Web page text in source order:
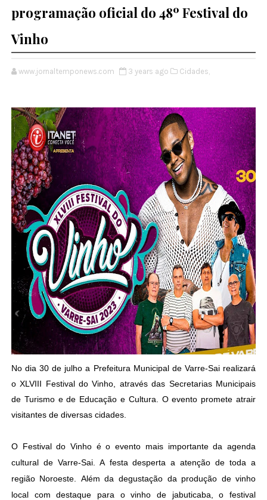
programação oficial do 48º Festival do
Vinho
www.jornaltemponews.com 3 years ago Cidades,
No dia 30 de julho a Prefeitura Municipal de Varre-Sai realizará
o XLVIII Festival do Vinho, através das Secretarias Municipais
de Turismo e de Educação e Cultura. O evento promete atrair
visitantes de diversas cidades.
O Festival do Vinho é o evento mais importante da agenda
cultural de Varre-Sai. A festa desperta a atenção de toda a
região Noroeste. Além da degustação da produção de vinho
local com destaque para o vinho de jabuticaba, o festival